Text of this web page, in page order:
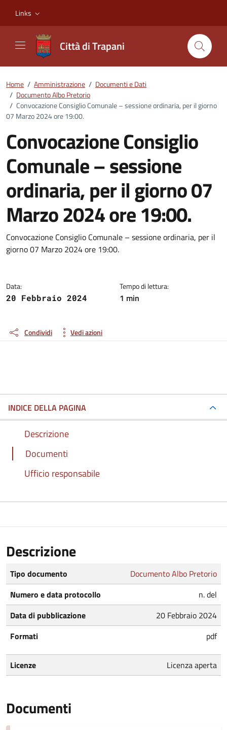
Links
Città di Trapani
Home / Amministrazione / Documenti e Dati
/ Documento Albo Pretorio
/ Convocazione Consiglio Comunale – sessione ordinaria, per il giorno
07 Marzo 2024 ore 19:00.
Convocazione Consiglio
Comunale – sessione
ordinaria, per il giorno 07
Marzo 2024 ore 19:00.
Dettagli del documento
Convocazione Consiglio Comunale – sessione ordinaria, per il
giorno 07 Marzo 2024 ore 19:00.
Data:
20 Febbraio 2024
Tempo di lettura:
1 min
Condividi Vedi azioni
INDICE DELLA PAGINA
Descrizione
Documenti
Ufficio responsabile
Descrizione
Tipo documento
Documento Albo Pretorio
Numero e data protocollo
n. del
Data di pubblicazione
20 Febbraio 2024
Formati
pdf
Licenze Licenza aperta
Documenti